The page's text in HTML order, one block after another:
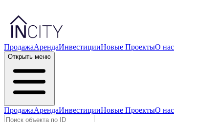
ПродажаАрендаИнвестицииНовые ПроектыО нас
Открыть меню
ПродажаАрендаИнвестицииНовые ПроектыО нас